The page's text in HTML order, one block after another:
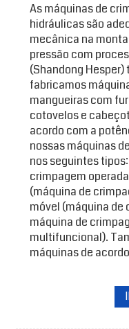
As máquinas de
hidráulicas são
mecânica na
pressão com
(Shandong
fabricamos
mangueiras com
cotovelos e
acordo com a
nossas máquinas
nos seguintes
crimpagem
(máquina de
móvel (máquina de
máquina de
multifuncional).
máquinas de